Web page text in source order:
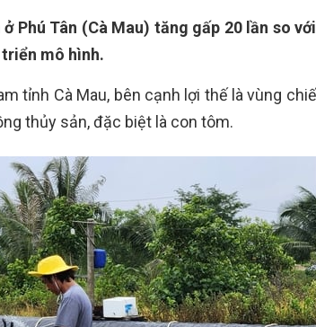
Phú Tân (Cà Mau) tăng gấp 20 lần so
mô hình.
tỉnh Cà Mau, bên cạnh lợi thế là vùng
thủy sản, đặc biệt là con tôm.